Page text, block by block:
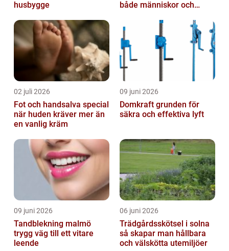
husbygge
både människor och
02 juli 2026
Fot och handsalva special
när huden kräver mer än
en vanlig kräm
09 juni 2026
Domkraft grunden för
säkra och effektiva lyft
09 juni 2026
Tandblekning malmö
trygg väg till ett vitare
leende
06 juni 2026
Trädgårdsskötsel i solna
så skapar man hållbara
och välskötta utemiljöer